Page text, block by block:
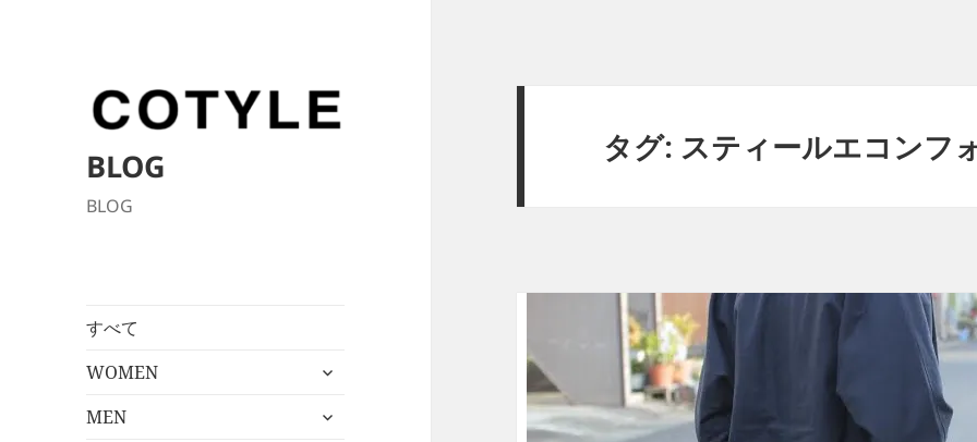
BLOG
BLOG
すべて
WOMEN
サ
メ
MEN
サ
タグ: スティールエコンフ